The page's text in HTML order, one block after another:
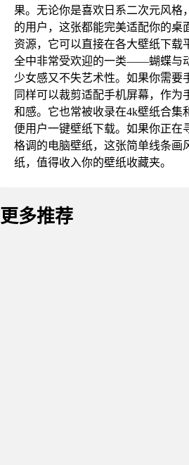
果。无论你是喜欢日系二次元风格
的用户，这张都能完美适配你的桌
资源，它可以直接在各大壁纸下载
全中非常受欢迎的一类——蝴蝶与
少女感又不失艺术性。如果你需要
同样可以裁剪适配手机屏幕，作为
和感。它也常被收录在4k壁纸合集
便用户一键壁纸下载。如果你正在
格调的电脑壁纸，这张简单线条画
纸，值得收入你的壁纸收藏夹。
更多推荐